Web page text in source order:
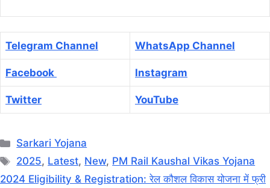
Telegram Channel WhatsApp Channel
Facebook Instagram
Twitter YouTube
Categories
Sarkari Yojana
Tags
2025, Latest, New, PM Rail Kaushal Vikas Yojana
2024 Eligibility & Registration: रेल कौशल विकास योजना में फ्री